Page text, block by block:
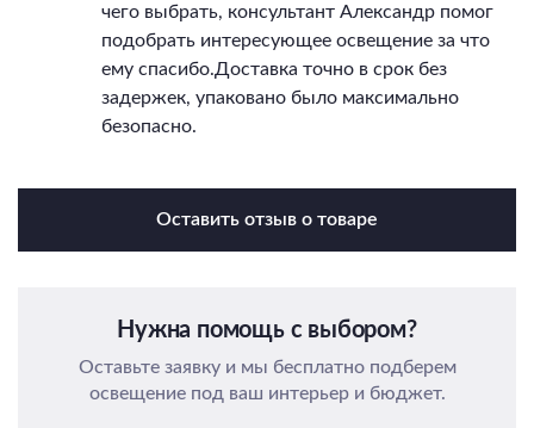
чего выбрать, консультант Александр помог
подобрать интересующее освещение за что
ему спасибо.Доставка точно в срок без
задержек, упаковано было максимально
безопасно.
Оставить отзыв о товаре
Нужна помощь с выбором?
Оставьте заявку и мы бесплатно подберем
освещение под ваш интерьер и бюджет.